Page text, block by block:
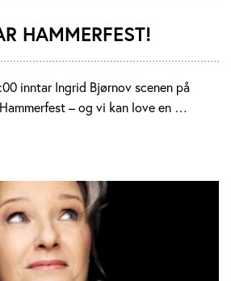
HAMMERFEST!
inntar Ingrid Bjørnov scenen på
– og vi kan love en …